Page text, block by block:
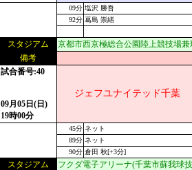
09分 塩沢 勝吾
92分 葛島 崇繕
スタジアム
京都市西京極総合公園陸上競技場兼
備考
試合番号:40
09月05日(日)
19時00分
ジェフユナイテッド千葉
45分 ネット
89分 ネット
90分 倉田 秋[+3分]
スタジアム フクダ電子アリーナ(千葉市蘇我球